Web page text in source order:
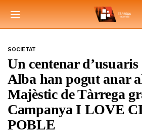
SOCIETAT
Un centenar
Alba han pogut anar
Majèstic de Tàrrega
Campanya I LOVE
POBLE